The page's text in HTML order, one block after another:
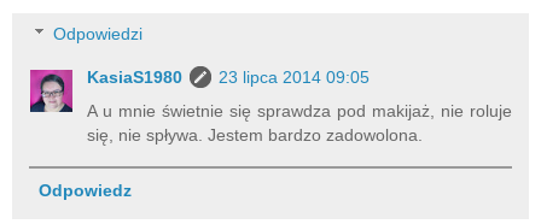
Odpowiedzi
KasiaS1980
23 lipca 2014 09:05
A u mnie świetnie się sprawdza pod makijaż, nie roluje
się, nie spływa. Jestem bardzo zadowolona.
Odpowiedz